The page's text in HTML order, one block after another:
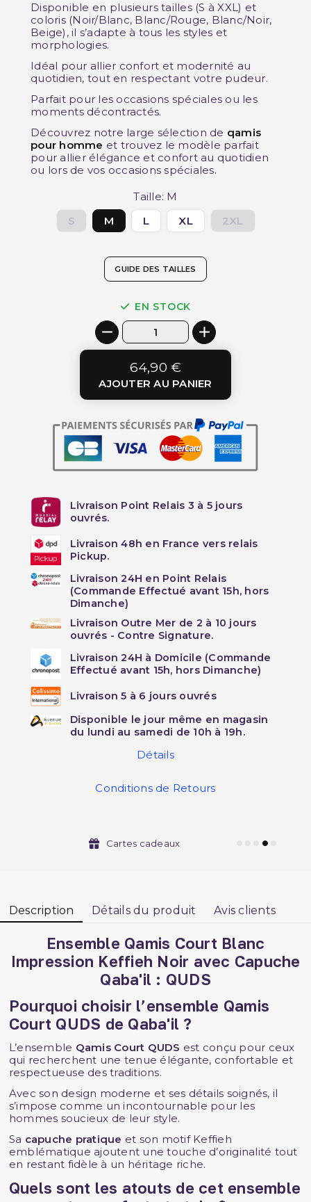
Disponible en plusieurs tailles (S à XXL) et
coloris (Noir/Blanc, Blanc/Rouge, Blanc/Noir,
Beige), il s’adapte à tous les styles et
morphologies.
Idéal pour allier confort et modernité au
quotidien, tout en respectant votre pudeur.
Parfait pour les occasions spéciales ou les
moments décontractés.
Découvrez notre large sélection de qamis
pour homme et trouvez le modèle parfait
pour allier élégance et confort au quotidien
ou lors de vos occasions spéciales.
Taille: M
S
M L XL 2XL
GUIDE DES TAILLES
EN STOCK
64,90 €
AJOUTER AU PANIER
Livraison Point Relais 3 à 5 jours
ouvrés.
Livraison 48h en France vers relais
Pickup.
Livraison 24H en Point Relais
(Commande Effectué avant 15h, hors
Dimanche)
Livraison Outre Mer de 2 à 10 jours
ouvrés - Contre Signature.
Livraison 24H à Domicile (Commande
Effectué avant 15h, hors Dimanche)
Livraison 5 à 6 jours ouvrés
Disponible le jour même en magasin
du lundi au samedi de 10h à 19h.
Détails
Conditions de Retours
Cartes cadeaux
Description Détails du produit Avis clients
Ensemble Qamis Court Blanc
Impression Keffieh Noir avec Capuche
Qaba'il : QUDS
Pourquoi choisir l’ensemble Qamis
Court QUDS de Qaba'il ?
L’ensemble Qamis Court QUDS est conçu pour ceux
qui recherchent une tenue élégante, confortable et
respectueuse des traditions.
Avec son design moderne et ses détails soignés, il
s’impose comme un incontournable pour les
hommes soucieux de leur style.
Sa capuche pratique et son motif Keffieh
emblématique ajoutent une touche d’originalité tout
en restant fidèle à un héritage riche.
Quels sont les atouts de cet ensemble